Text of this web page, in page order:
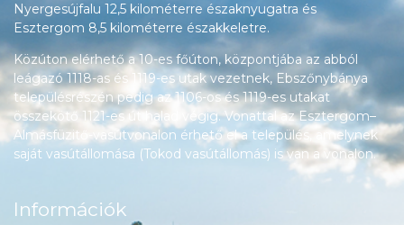
Nyergesújfalu 12,5 kilométerre északnyugatra és
Esztergom 8,5 kilométerre északkeletre.
Közúton elérhető a 10-es főúton, központjába az abból
leágazó 1118-as és 1119-es utak vezetnek, Ebszőnybánya
településrészén pedig az 1106-os és 1119-es utakat
összekötő 1121-es út halad végig. Vonattal az Esztergom–
Almásfüzitő-vasútvonalon érhető el a település, amelynek
saját vasútállomása (Tokod vasútállomás) is van a vonalon.
Információk